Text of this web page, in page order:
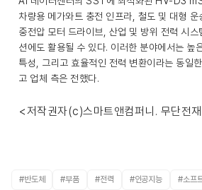
차량용 메가와트 충전 인프라, 철도 및 대형
중전압 모터 드라이브, 산업 및 방위 전력 시스
션에도 활용될 수 있다. 이러한 분야에서는 높
특성, 그리고 효율적인 전력 변환이라는 동일
고 업체 측은 전했다.
<저작권자(c)스마트앤컴퍼니. 무단전
#반도체 #부품 #전력 #인공지능 #소프